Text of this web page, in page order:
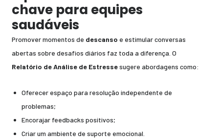
chave para equipes
saudáveis
Promover momentos de descanso e estimular conversas
abertas sobre desafios diários faz toda a diferença. O
Relatório de Análise de Estressesugere abordagens como:
Oferecer espaço para resolução independente de
problemas;
Encorajar feedbacks positivos;
Criar um ambiente de suporte emocional.